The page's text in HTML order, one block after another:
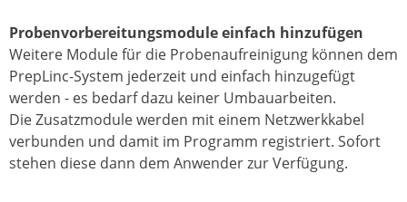
Probenvorbereitungsmodule einfach hinzufügen
Weitere Module für die Probenaufreinigung können dem
PrepLinc-System jederzeit und einfach hinzugefügt
werden - es bedarf dazu keiner Umbauarbeiten.
Die Zusatzmodule werden mit einem Netzwerkkabel
verbunden und damit im Programm registriert. Sofort
stehen diese dann dem Anwender zur Verfügung.